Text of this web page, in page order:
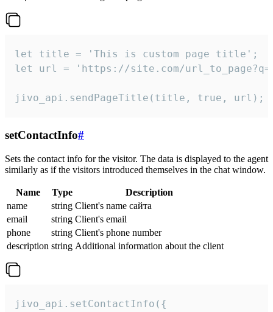
let title = 'This is custom page title';
let url = 'https://site.com/
jivo_api.sendPageTitle(title, true, url);
setContactInfo#
Sets the contact info for the visitor. The data is displayed to the agent
similarly as if the visitors introduced themselves in the chat window.
Name Type
Description
name
string Client's name сайта
email
string Client's email
phone
string Client's phone number
description string Additional information about the client
jivo_api.setContactInfo({